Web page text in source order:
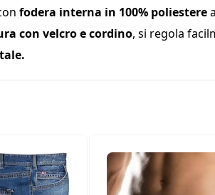
fodera interna in 100% poliestere
con velcro e cordino, si regola